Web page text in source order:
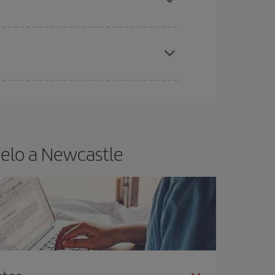
a Newcastle